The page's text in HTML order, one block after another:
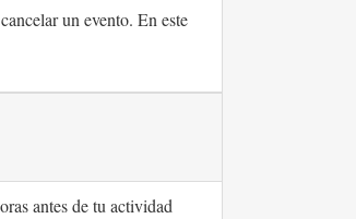
un evento. En este
antes de tu actividad